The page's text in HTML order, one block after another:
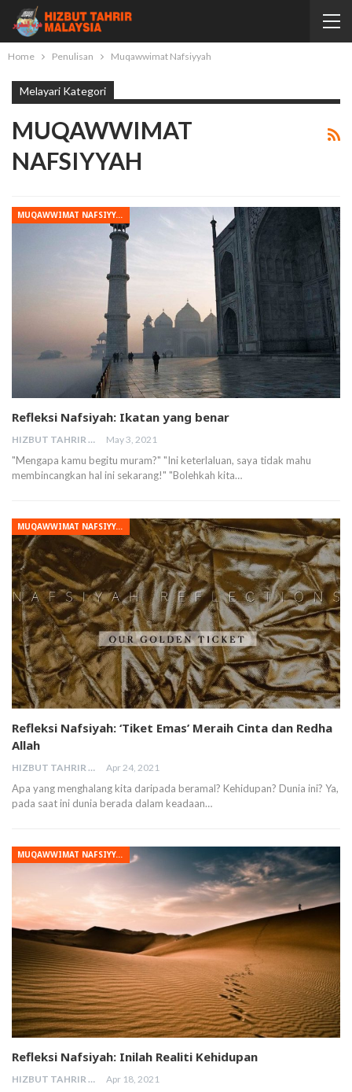
Home Penulisan Muqawwimat Nafsiyyah
Melayari Kategori
MUQAWWIMAT
NAFSIYYAH
MUQAWWIMAT NAFSIYYAH
Refleksi Nafsiyah: Ikatan yang benar
HIZBUT TAHRIR MALAYSIA May 3, 2021
"Mengapa kamu begitu muram?" "Ini keterlaluan, saya tidak mahu
membincangkan hal ini sekarang!" "Bolehkah kita…
MUQAWWIMAT NAFSIYYAH
Refleksi Nafsiyah: ‘Tiket Emas’ Meraih Cinta dan Redha
Allah
HIZBUT TAHRIR MALAYSIA Apr 24, 2021
Apa yang menghalang kita daripada beramal? Kehidupan? Dunia ini? Ya,
pada saat ini dunia berada dalam keadaan…
MUQAWWIMAT NAFSIYYAH
Refleksi Nafsiyah: Inilah Realiti Kehidupan
HIZBUT TAHRIR MALAYSIA Apr 18, 2021